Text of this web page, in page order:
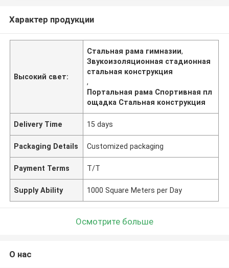
Характер продукции
Высокий свет:
Стальная рама гимназии,
Звукоизоляционная стадионная
стальная конструкция
,
Портальная рама Спортивная пл
ощадка Стальная конструкция
Delivery Time 15 days
Packaging Details Customized packaging
Payment Terms T/T
Supply Ability 1000 Square Meters per Day
Осмотрите больше
О нас